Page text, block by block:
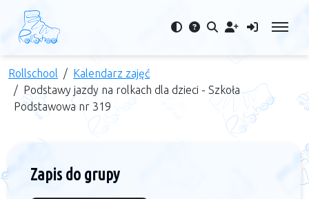
Rollschool
Kalendarz zajęć
Podstawy jazdy na rolkach dla dzieci - Szkoła
Podstawowa nr 319
Zapis do grupy